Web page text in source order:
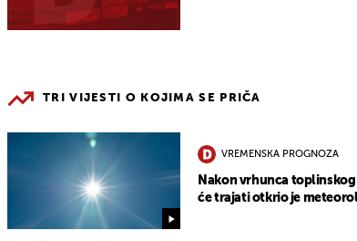
TRI VIJESTI O KOJIMA SE PRIČA
VREMENSKA PROGNOZA
Nakon vrhunca toplinskog
će trajati otkrio je